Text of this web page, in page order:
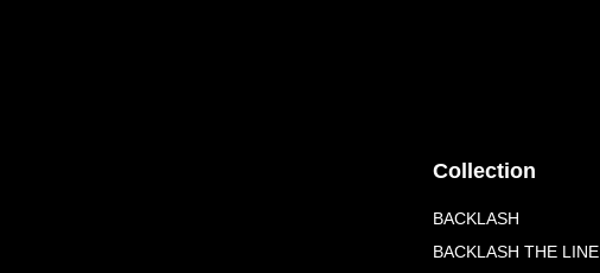
Collection
BACKLASH
BACKLASH THE LINE